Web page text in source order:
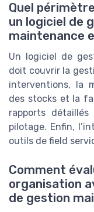
Quel
un logiciel de
maintenance
Un logiciel de
doit couvrir la
interventions, la
des stocks et la
rapports
pilotage. Enfin,
outils de field
Comment
organisation
de gestion